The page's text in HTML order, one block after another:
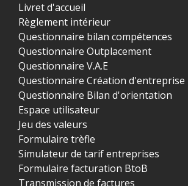
Livret d'accueil
Règlement intérieur
Questionnaire bilan compétences
Questionnaire Outplacement
Questionnaire V.A.E
Questionnaire Création d'entreprise
Questionnaire Bilan d'orientation
Espace utilisateur
Jeu des valeurs
Formulaire trèfle
Simulateur de tarif entreprises
Formulaire facturation BtoB
Transmission de factures